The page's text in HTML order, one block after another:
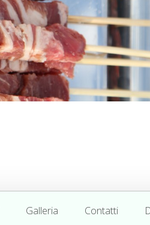
Galleria Contatti